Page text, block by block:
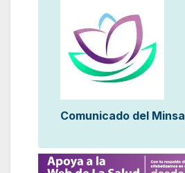
Comunicado del Minsa